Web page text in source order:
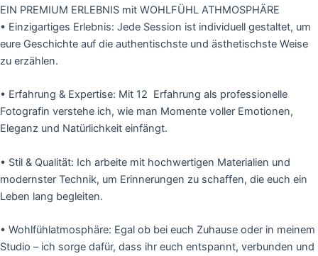
EIN PREMIUM ERLEBNIS mit WOHLFÜHL ATHMOSPHÄRE
• Einzigartiges Erlebnis: Jede Session ist individuell gestaltet, um
eure Geschichte auf die authentischste und ästhetischste Weise
zu erzählen.
• Erfahrung & Expertise: Mit 12 Erfahrung als professionelle
Fotografin verstehe ich, wie man Momente voller Emotionen,
Eleganz und Natürlichkeit einfängt.
• Stil & Qualität: Ich arbeite mit hochwertigen Materialien und
modernster Technik, um Erinnerungen zu schaffen, die euch ein
Leben lang begleiten.
• Wohlfühlatmosphäre: Egal ob bei euch Zuhause oder in meinem
Studio – ich sorge dafür, dass ihr euch entspannt, verbunden und